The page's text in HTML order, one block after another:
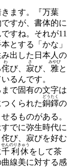
きます。『万葉
すが、書体的に
すね。それが11
とする「かな」
出した日本人の
侘
わ
び、 寂
さ
び、 雅
みやび
と
るんです。
で固有の文字は
くられた銅
どう
鐸
たく
の
るものがある。
でに弥生時代に
び、寂びを好む
千利休
せんのりきゅう
をして茶
線美に対する感